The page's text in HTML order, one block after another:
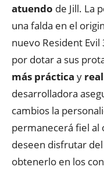
atuendo de Jill. La
una falda en el
nuevo Resident
por dotar a sus
más práctica y
desarrolladora
cambios la
permanecerá fiel al
deseen disfrutar
obtenerlo en los